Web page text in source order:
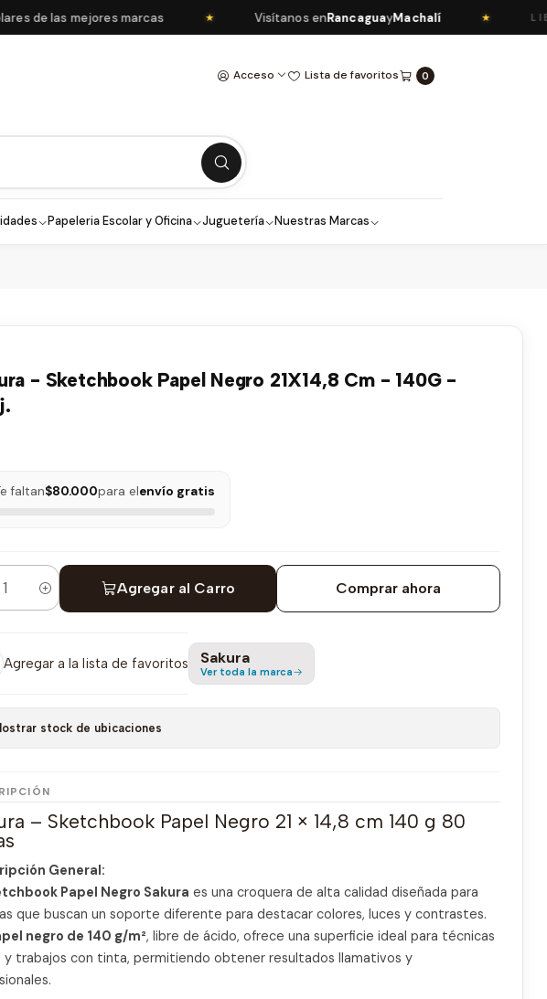
las mejores marcas ★ Visítanos enRancaguayMachalí ★
Acceso Lista de favoritos 0
Papeleria Escolar y Oficina Juguetería Nuestras Marcas
- Sketchbook Papel Negro 21X14,8 Cm - 140G -
faltan$80.000para elenvío gratis
Agregar al Carro Comprar ahora
Agregar a la lista de favoritos Sakura
Ver toda la marca
stock de ubicaciones
– Sketchbook Papel Negro 21 × 14,8 cm 140 g 80
General:
Papel Negro Sakura es una croquera de alta calidad diseñada para
que buscan un soporte diferente para destacar colores, luces y contrastes.
negro de 140 g/m², libre de ácido, ofrece una superficie ideal para técnicas
y trabajos con tinta, permitiendo obtener resultados llamativos y